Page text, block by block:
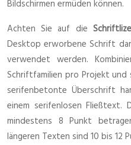
Bildschirmen ermüden können.
Achten Sie auf die
Desktop erworbene Schrift
verwendet werden.
Schriftfamilien pro Projekt und
serifenbetonte Überschrift
einem serifenlosen Fließtext.
mindestens 8 Punkt
längeren Texten sind 10 bis 12